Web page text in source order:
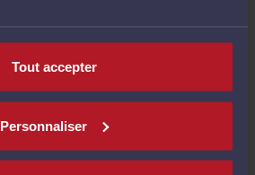
Tout accepter
Personnaliser